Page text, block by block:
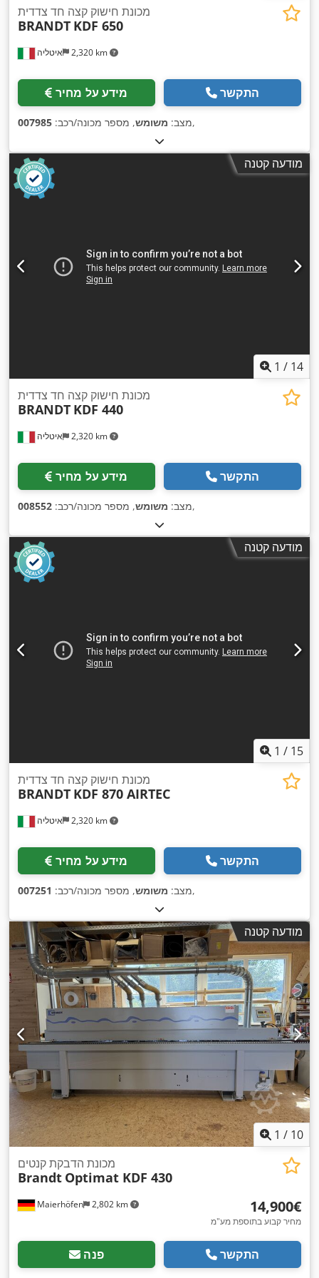
איטליה 2,320 km
מכונת חישוק קצה חד צדדית
BRANDT KDF 650
מידע על מחיר התקשר
מצב: משומש, מספר מכונה/רכב: 007985 ,
מודעה קטנה
1 / 14
איטליה 2,320 km
מכונת חישוק קצה חד צדדית
BRANDT KDF 440
מידע על מחיר התקשר
מצב: משומש, מספר מכונה/רכב: 008552 ,
מודעה קטנה
1 / 15
איטליה 2,320 km
מכונת חישוק קצה חד צדדית
BRANDT KDF 870 AIRTEC
מידע על מחיר התקשר
מצב: משומש, מספר מכונה/רכב: 007251 ,
מודעה קטנה
1 / 10
Maierhöfen 2,802 km
מכונת הדבקת קנטים
Brandt Optimat KDF 430
‏14,900 ‏€
מחיר קבוע בתוספת מע"מ
פנה התקשר